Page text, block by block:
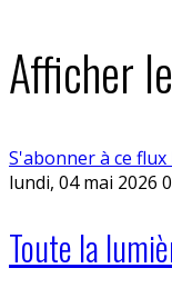
Afficher
S'abonner à ce flux
lundi, 04 mai 2026
Toute la